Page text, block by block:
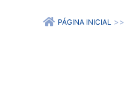
PÁGINA INICIAL